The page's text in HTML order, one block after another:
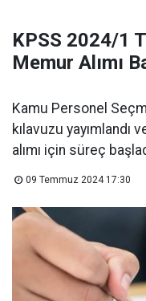
KPSS 2024/1
Memur Alımı
Kamu Personel
kılavuzu yayımlandı
alımı için süreç
09 Temmuz 2024 17:30